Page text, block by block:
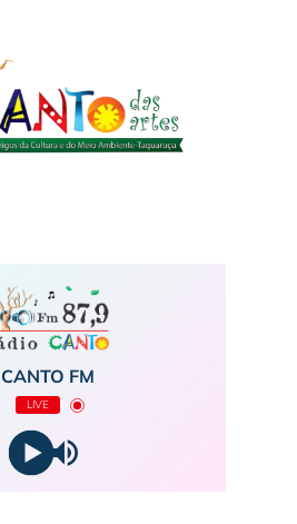
CANTO FM
LIVE